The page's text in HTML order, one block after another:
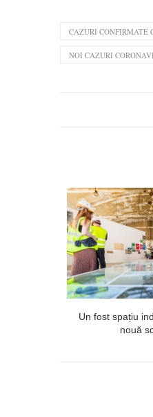
CAZURI CONFIRMATE
NOI CAZURI
Un fost spațiu
nouă